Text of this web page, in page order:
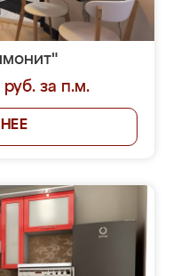
за п.м.